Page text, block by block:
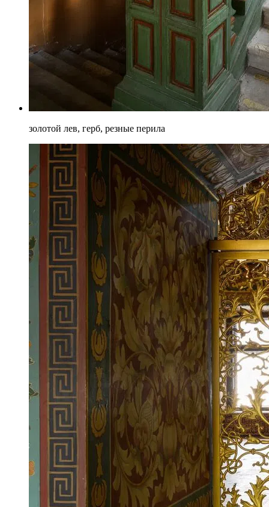
золотой лев, герб, резные перила